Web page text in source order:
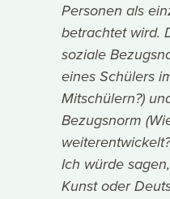
Personen als
betrachtet wird.
soziale
eines Schülers
Mitschülern?)
Bezugsnorm
Ich würde
Kunst oder